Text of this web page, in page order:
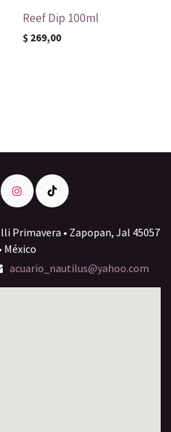
Reef Dip 100ml
$ 269,00
Primavera • Zapopan, Jal 45057
México
acuario_nautilus@yahoo.com